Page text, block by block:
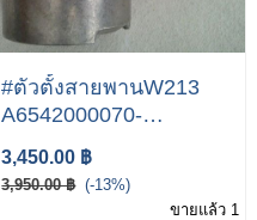
#ตัวตั้งสายพานW213
A6542000070-
6542000070-
MERCEDES
TENSIONER PULLEY
3,450.00 ฿
3,950.00 ฿ (-13%)
ขายแล้ว 1